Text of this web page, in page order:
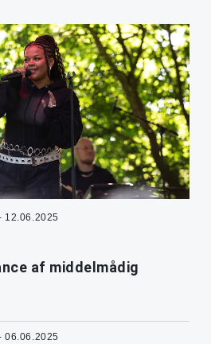
12.06.2025
af middelmådig
06.06.2025